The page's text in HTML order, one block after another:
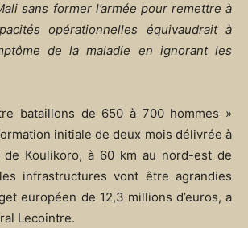
sans former l’armée pour remettre à
opérationnelles équivaudrait à
de la maladie en ignorant les
bataillons de 650 à 700 hommes »
initiale de deux mois délivrée à
de Koulikoro, à 60 km au nord-est de
infrastructures vont être agrandies
européen de 12,3 millions d’euros, a
Lecointre.